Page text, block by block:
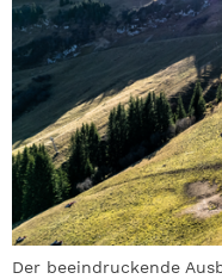
Der beeindruckende